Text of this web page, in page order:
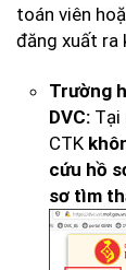
toán viên
đăng xuất ra
Trường
DVC: Tại
CTK
cứu hồ
sơ tìm